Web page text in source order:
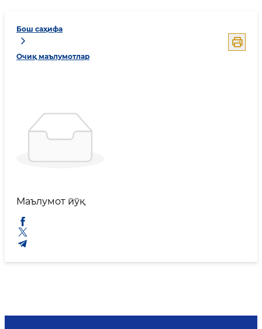
Бош саҳифа
Очиқ маълумотлар
Маълумот йўқ